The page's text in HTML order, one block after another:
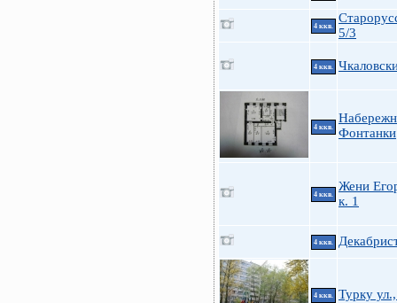
4 ккв.
5/3
4 ккв.
4 ккв.
Фонтанки
4 ккв.
Жени
к. 1
4 ккв.
4 ккв. Турку